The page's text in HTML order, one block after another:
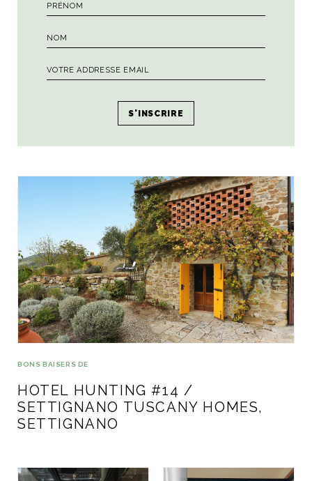
HUMEUR VOYAGEUSE
HOTEL HUNTING
#16 / Mandali, Lac
Pantelleria
BONS BAISERS DE
HOTEL HUNTING #14 /
SETTIGNANO TUSCANY HOMES,
SETTIGNANO